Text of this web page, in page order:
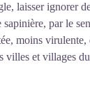
laisser ignorer
par le
moins virulente,
villes et villages